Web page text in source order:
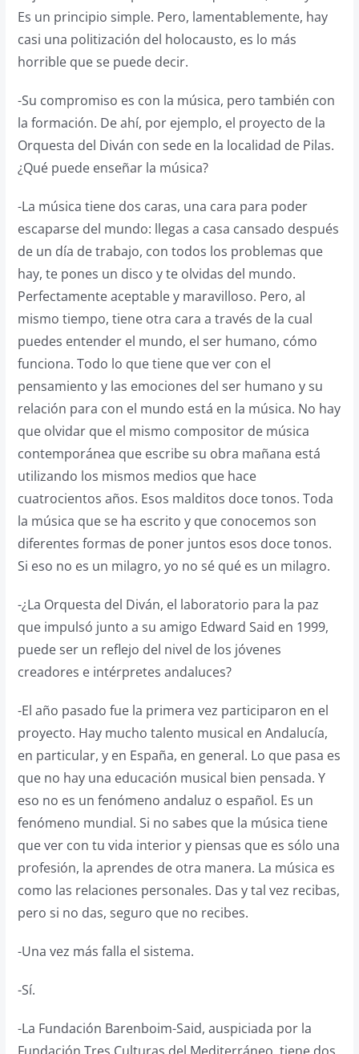
Es un principio simple. Pero, lamentablemente, hay
casi una politización del holocausto, es lo más
horrible que se puede decir.
-Su compromiso es con la música, pero también con
la formación. De ahí, por ejemplo, el proyecto de la
Orquesta del Diván con sede en la localidad de Pilas.
¿Qué puede enseñar la música?
-La música tiene dos caras, una cara para poder
escaparse del mundo: llegas a casa cansado después
de un día de trabajo, con todos los problemas que
hay, te pones un disco y te olvidas del mundo.
Perfectamente aceptable y maravilloso. Pero, al
mismo tiempo, tiene otra cara a través de la cual
puedes entender el mundo, el ser humano, cómo
funciona. Todo lo que tiene que ver con el
pensamiento y las emociones del ser humano y su
relación para con el mundo está en la música. No hay
que olvidar que el mismo compositor de música
contemporánea que escribe su obra mañana está
utilizando los mismos medios que hace
cuatrocientos años. Esos malditos doce tonos. Toda
la música que se ha escrito y que conocemos son
diferentes formas de poner juntos esos doce tonos.
Si eso no es un milagro, yo no sé qué es un milagro.
-¿La Orquesta del Diván, el laboratorio para la paz
que impulsó junto a su amigo Edward Said en 1999,
puede ser un reflejo del nivel de los jóvenes
creadores e intérpretes andaluces?
-El año pasado fue la primera vez participaron en el
proyecto. Hay mucho talento musical en Andalucía,
en particular, y en España, en general. Lo que pasa es
que no hay una educación musical bien pensada. Y
eso no es un fenómeno andaluz o español. Es un
fenómeno mundial. Si no sabes que la música tiene
que ver con tu vida interior y piensas que es sólo una
profesión, la aprendes de otra manera. La música es
como las relaciones personales. Das y tal vez recibas,
pero si no das, seguro que no recibes.
-Una vez más falla el sistema.
-Sí.
-La Fundación Barenboim-Said, auspiciada por la